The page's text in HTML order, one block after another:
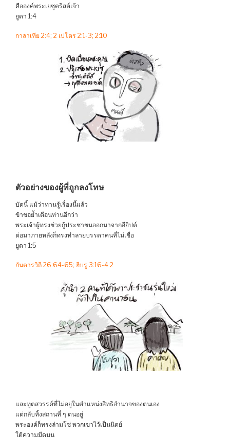
คือองค์พระเยซูคริสต์เจ้า
ยูดา 1:4
กาลาเทีย 2:4; 2 เปโตร 2:1-3; 2:10
ตัวอย่างของผู้ที่ถูกลงโทษ
บัดนี้ แม้ว่าท่านรู้เรื่องนี้แล้ว
ข้าขอย้ำเตือนท่านอีกว่า
พระเจ้าผู้ทรงช่วยกู้ประชาชนออกมาจากอียิปต์
ต่อมาภายหลังก็ทรงทำลายบรรดาคนที่ไม่เชื่อ
ยูดา 1:5
กันดารวิถี 26:64-65; ฮีบรู 3:16-4:2
และทูตสวรรค์ที่ไม่อยู่ในตำแหน่งสิทธิอำนาจของตนเอง
แต่กลับทิ้งสถานที่ ๆ ตนอยู่
พระองค์ก็ทรงล่ามโซ่ พวกเขาไว้เป็นนิตย์
ใต้ความมืดมน